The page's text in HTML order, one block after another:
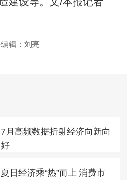
辑：刘亮
7月高频数据折射经济向新向
好
夏日经济乘“热”而上 消费市